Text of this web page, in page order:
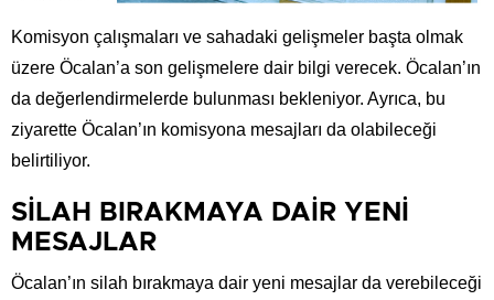
Komisyon çalışmaları ve sahadaki gelişmeler başta olmak
üzere Öcalan’a son gelişmelere dair bilgi verecek. Öcalan’ın
da değerlendirmelerde bulunması bekleniyor. Ayrıca, bu
ziyarette Öcalan’ın komisyona mesajları da olabileceği
belirtiliyor.
SİLAH BIRAKMAYA DAİR YENİ
MESAJLAR
Öcalan’ın silah bırakmaya dair yeni mesajlar da verebileceği